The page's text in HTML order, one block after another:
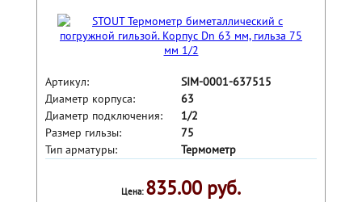
Артикул:
SIM-0001-637515
Диаметр корпуса:
63
Диаметр подключения:
1/2
Размер гильзы:
75
Тип арматуры:
Термометр
Цена: 835.00 руб.